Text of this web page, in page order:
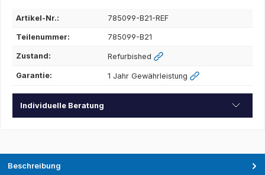
Artikel-Nr.: 785099-B21-REF
Teilenummer: 785099-B21
Zustand: Refurbished
Garantie: 1 Jahr Gewährleistung
Individuelle Beratung
Beschreibung